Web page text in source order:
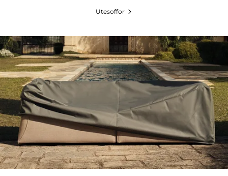
Utesoffor